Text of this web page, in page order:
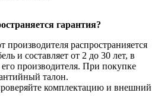
гарантия?
производителя распространияется
и составляет от 2 до 30 лет, в
производителя. При покупке
талон.
комплектацию и внешний